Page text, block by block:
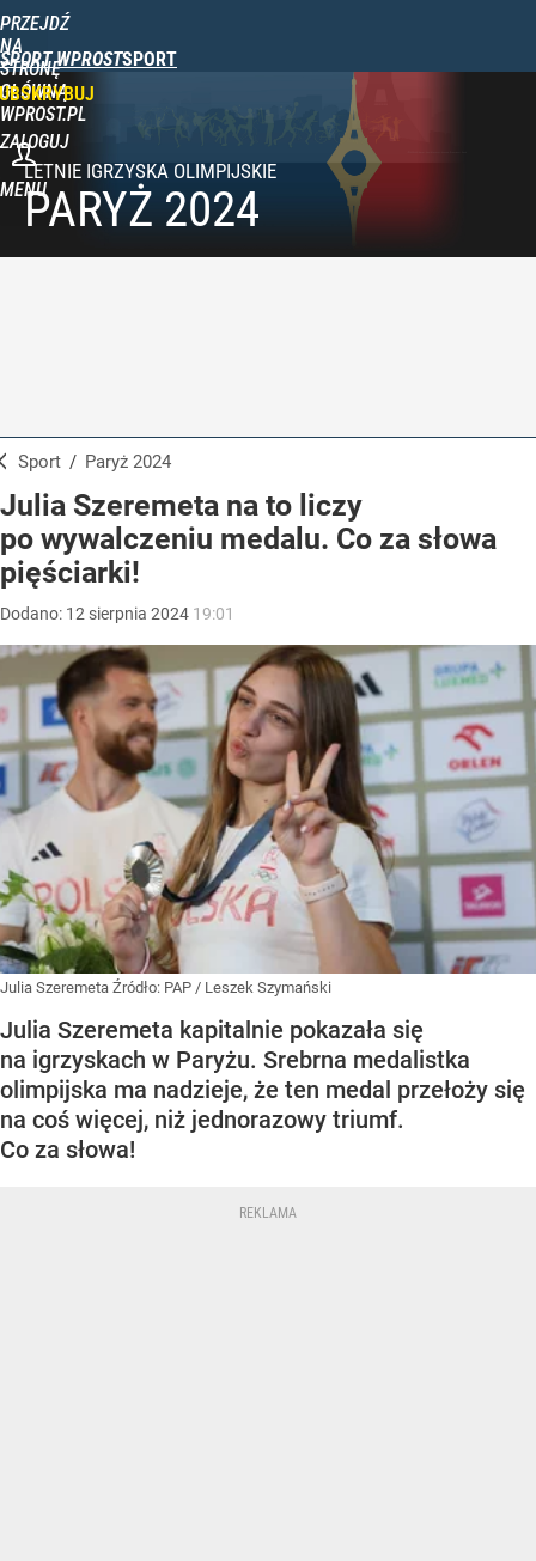
PRZEJDŹ
NA
STRONĘ
GŁÓWNĄ
WPROST.PL
SPORT WPROST
ZALOGUJ
MENUPARYŻ 2024
Sport / Paryż 2024
Julia Szeremeta na to liczy
po wywalczeniu medalu. Co za słowa
pięściarki!
Dodano: 12 sierpnia 2024 19:01
Julia Szeremeta Źródło: PAP / Leszek Szymański
Julia Szeremeta kapitalnie pokazała się
na igrzyskach w Paryżu. Srebrna medalistka
olimpijska ma nadzieje, że ten medal przełoży się
na coś więcej, niż jednorazowy triumf.
Co za słowa!